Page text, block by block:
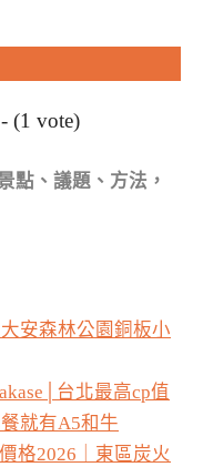
(1 vote)
點、議題、方法，
安森林公園銅板小
台北最高cp值
就有A5和牛
格2026｜東區炭火